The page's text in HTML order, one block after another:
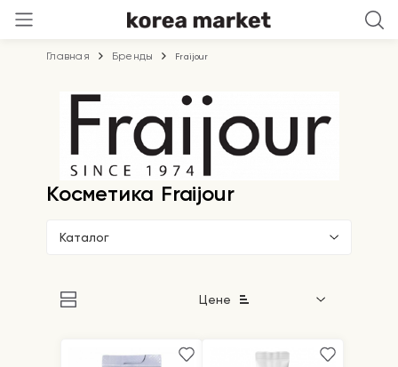
Главная Бренды Fraijour
Косметика Fraijour
Каталог
Цене